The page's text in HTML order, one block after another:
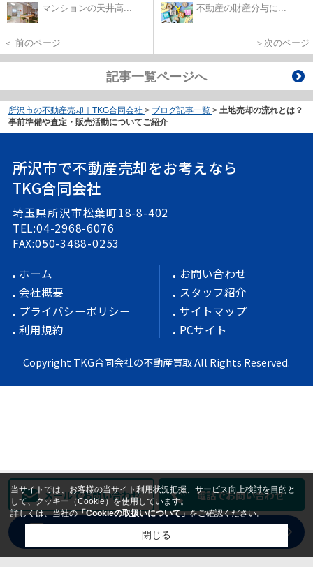
マンションの天井高...
＜ 前のページ
不動産の財産分与に...
＞次のページ
記事一覧ページへ
所沢市の不動産売却｜TKG合同会社 > ブログ記事一覧 > 土地売却の流れとは？
事前準備や査定・販売活動についてご紹介
所沢市で不動産売却をお考えなら
TKG合同会社
埼玉県所沢市松葉町18-8-402
TEL:04-2968-6076
FAX:050-3488-0253
ホーム
会社概要
プライバシーポリシー
利用規約
お問い合わせ
スタッフ紹介
サイトマップ
PCサイト
Copyright TKG合同会社の不動産買取 All Rights Reserved.
メールでお問い合わせ 電話でお問い合わせ
WEBからラクラク無料依頼 売却査定
当サイトでは、お客様の当サイト利用状況把握、サービス向上検討を目的と
して、クッキー（Cookie）を使用しています。
詳しくは、当社の「Cookieの取扱いについて」をご確認ください。
閉じる